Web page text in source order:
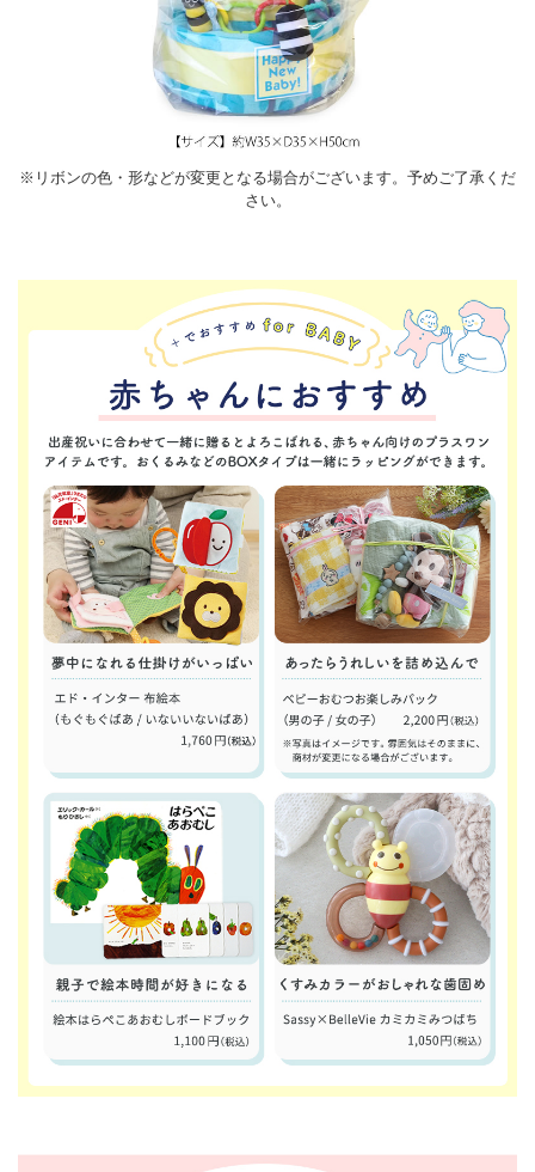
※リボンの色・形などが変更となる場合がございます。予めご了承くだ
さい。